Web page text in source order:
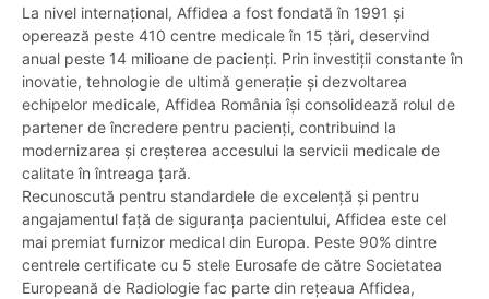
La nivel internațional, Affidea a fost fondată în 1991 și
operează peste 410 centre medicale în 15 țări, deservind
anual peste 14 milioane de pacienți. Prin investiții constante în
inovatie, tehnologie de ultimă generație și dezvoltarea
echipelor medicale, Affidea România își consolidează rolul de
partener de încredere pentru pacienți, contribuind la
modernizarea și creșterea accesului la servicii medicale de
calitate în întreaga țară.
Recunoscută pentru standardele de excelență și pentru
angajamentul față de siguranța pacientului, Affidea este cel
mai premiat furnizor medical din Europa. Peste 90% dintre
centrele certificate cu 5 stele Eurosafe de către Societatea
Europeană de Radiologie fac parte din rețeaua Affidea,